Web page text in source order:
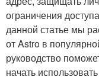
ограничения
данной статье мы
от Astro в
руководство
начать